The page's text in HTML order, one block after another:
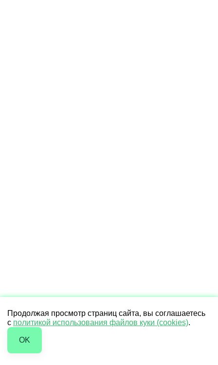
Продолжая просмотр страниц сайта, вы соглашаетесь
с политикой использования файлов куки (cookies).
OK